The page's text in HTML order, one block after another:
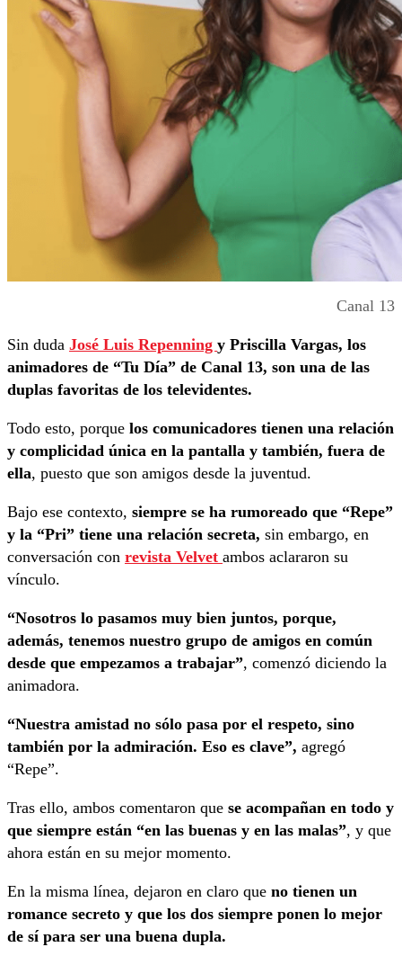
Canal 13
Sin duda José Luis Repenning y Priscilla Vargas, los
animadores de “Tu Día” de Canal 13, son una de las
duplas favoritas de los televidentes.
Todo esto, porque los comunicadores tienen una relación
y complicidad única en la pantalla y también, fuera de
ella, puesto que son amigos desde la juventud.
Bajo ese contexto, siempre se ha rumoreado que “Repe”
y la “Pri” tiene una relación secreta, sin embargo, en
conversación con revista Velvet ambos aclararon su
vínculo.
“Nosotros lo pasamos muy bien juntos, porque,
además, tenemos nuestro grupo de amigos en común
desde que empezamos a trabajar”, comenzó diciendo la
animadora.
“Nuestra amistad no sólo pasa por el respeto, sino
también por la admiración. Eso es clave”, agregó
“Repe”.
Tras ello, ambos comentaron que se acompañan en todo y
que siempre están “en las buenas y en las malas”, y que
ahora están en su mejor momento.
En la misma línea, dejaron en claro que no tienen un
romance secreto y que los dos siempre ponen lo mejor
de sí para ser una buena dupla.